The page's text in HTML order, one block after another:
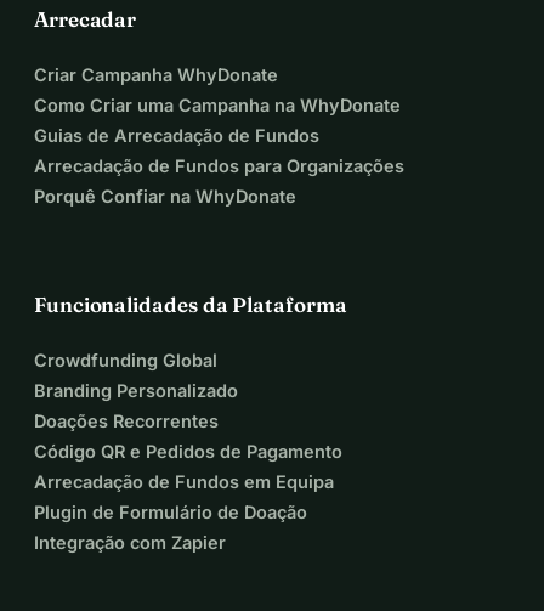
Arrecadar
Criar Campanha WhyDonate
Como Criar uma Campanha na WhyDonate
Guias de Arrecadação de Fundos
Arrecadação de Fundos para Organizações
Porquê Confiar na WhyDonate
Funcionalidades da Plataforma
Crowdfunding Global
Branding Personalizado
Doações Recorrentes
Código QR e Pedidos de Pagamento
Arrecadação de Fundos em Equipa
Plugin de Formulário de Doação
Integração com Zapier